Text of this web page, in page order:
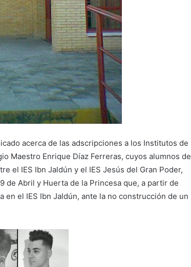
acerca de las adscripciones a los Institutos de
Maestro Enrique Díaz Ferreras, cuyos alumnos de
el IES Ibn Jaldún y el IES Jesús del Gran Poder,
de Abril y Huerta de la Princesa que, a partir de
el IES Ibn Jaldún, ante la no construcción de un